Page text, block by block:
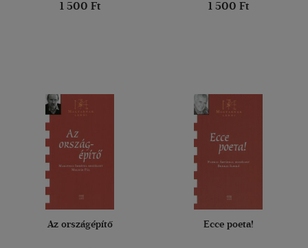
1 500 Ft 1 500 Ft
Az országépítő Ecce poeta!